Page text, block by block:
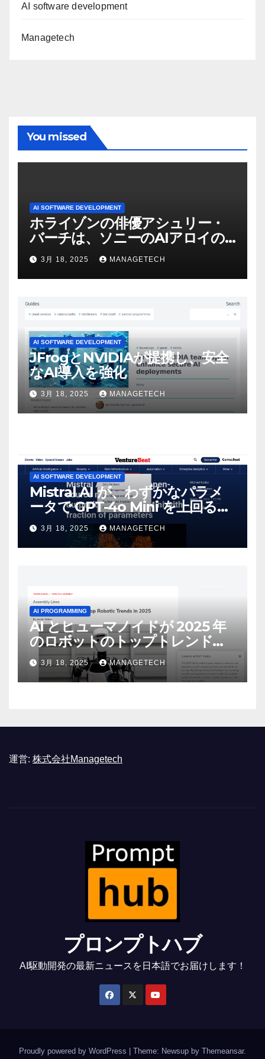
AI software development
Managetech
You missed
AI SOFTWARE DEVELOPMENT
ホライゾンの俳優アシュリー・
バーチは、ソニーのAIアロイの
ビデオを見て「ゲームパフォー
マンスという芸術形式に不安を
感じた」と語る – IGN
3月 18, 2025 MANAGETECH
AI SOFTWARE DEVELOPMENT
JFrogとNVIDIAが提携し、安全
なAI導入を強化
3月 18, 2025 MANAGETECH
AI SOFTWARE DEVELOPMENT
Mistral AI が、わずかなパラメ
ータで GPT-4o Mini を上回る新
しいオープンソース モデルをリ
リース | VentureBeat
3月 18, 2025 MANAGETECH
AI PROGRAMMING
AI とヒューマノイドが 2025 年
のロボットのトップトレンドに |
ASSEMBLY
3月 18, 2025 MANAGETECH
運営: 株式会社Managetech
プロンプトハブ
AI駆動開発の最新ニュースを日本語でお届けします！
Proudly powered by WordPress Theme: Newsup by Themeansar.